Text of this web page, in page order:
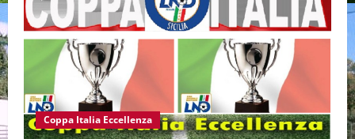
Coppa Italia Eccellenza